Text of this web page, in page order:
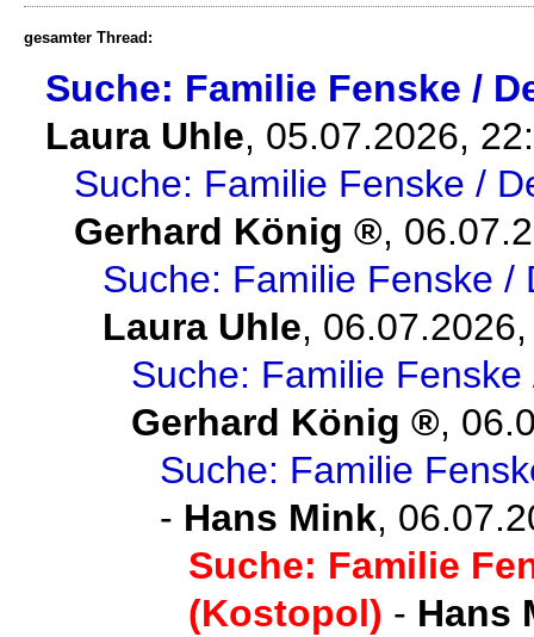
gesamter Thread:
Suche: Familie Fenske /
Laura Uhle, 05.07.2026,
Suche: Familie Fenske /
Gerhard König
,
Suche: Familie Fenske /
Laura Uhle,
Suche: Familie
Gerhard König
,
Suche: Familie
- Hans Mink,
Suche: Familie
(Kostopol) - Hans